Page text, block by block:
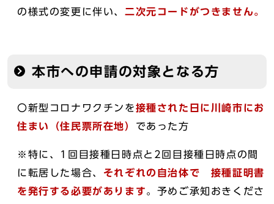
の様式の変更に伴い、 二次元コードがつきません。
本市への申請の対象となる方
〇新型コロナワクチンを接種された日に川崎市にお
住まい（住民票所在地） であった方
※特に、1回目接種日時点と2回目接種日時点の間
に転居した場合、 それぞれの自治体で 接種証明書
を発行する必要があります。予めご承知おきくださ